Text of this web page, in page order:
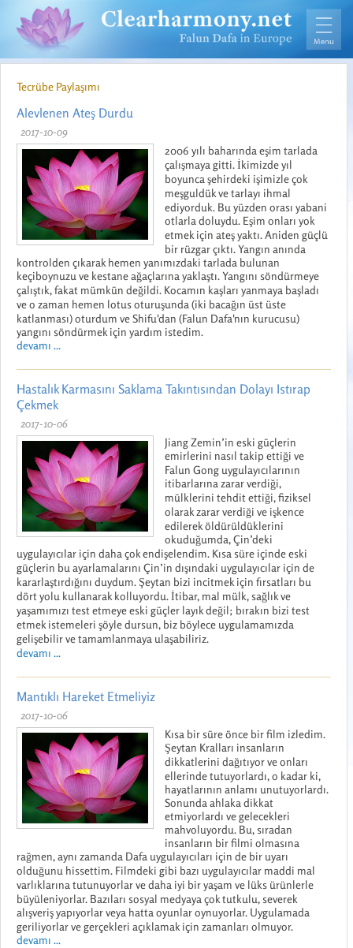
Tecrübe Paylaşımı
Alevlenen Ateş Durdu
2017-10-09
2006 yılı baharında eşim tarlada
çalışmaya gitti. İkimizde yıl
boyunca şehirdeki işimizle çok
meşguldük ve tarlayı ihmal
ediyorduk. Bu yüzden orası yabani
otlarla doluydu. Eşim onları yok
etmek için ateş yaktı. Aniden güçlü
bir rüzgar çıktı. Yangın anında
kontrolden çıkarak hemen yanımızdaki tarlada bulunan
keçiboynuzu ve kestane ağaçlarına yaklaştı. Yangını söndürmeye
çalıştık, fakat mümkün değildi. Kocamın kaşları yanmaya başladı
ve o zaman hemen lotus oturuşunda (iki bacağın üst üste
katlanması) oturdum ve Shifu'dan (Falun Dafa'nın kurucusu)
yangını söndürmek için yardım istedim.
devamı ...
Hastalık Karmasını Saklama Takıntısından Dolayı Istırap
Çekmek
2017-10-06
Jiang Zemin’in eski güçlerin
emirlerini nasıl takip ettiği ve
Falun Gong uygulayıcılarının
itibarlarına zarar verdiği,
mülklerini tehdit ettiği, fiziksel
olarak zarar verdiği ve işkence
edilerek öldürüldüklerini
okuduğumda, Çin’deki
uygulayıcılar için daha çok endişelendim. Kısa süre içinde eski
güçlerin bu ayarlamalarını Çin’in dışındaki uygulayıcılar için de
kararlaştırdığını duydum. Şeytan bizi incitmek için fırsatları bu
dört yolu kullanarak kolluyordu. İtibar, mal mülk, sağlık ve
yaşamımızı test etmeye eski güçler layık değil; bırakın bizi test
etmek istemeleri şöyle dursun, biz böylece uygulamamızda
gelişebilir ve tamamlanmaya ulaşabiliriz.
devamı ...
Mantıklı Hareket Etmeliyiz
2017-10-06
Kısa bir süre önce bir film izledim.
Şeytan Kralları insanların
dikkatlerini dağıtıyor ve onları
ellerinde tutuyorlardı, o kadar ki,
hayatlarının anlamı unutuyorlardı.
Sonunda ahlaka dikkat
etmiyorlardı ve gelecekleri
mahvoluyordu. Bu, sıradan
insanların bir filmi olmasına
rağmen, aynı zamanda Dafa uygulayıcıları için de bir uyarı
olduğunu hissettim. Filmdeki gibi bazı uygulayıcılar maddi mal
varlıklarına tutunuyorlar ve daha iyi bir yaşam ve lüks ürünlerle
büyüleniyorlar. Bazıları sosyal medyaya çok tutkulu, severek
alışveriş yapıyorlar veya hatta oyunlar oynuyorlar. Uygulamada
geriliyorlar ve gerçekleri açıklamak için zamanları olmuyor.
devamı ...